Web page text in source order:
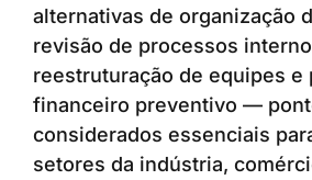
alternativas de organização
revisão de processos
reestruturação de equipes e
financeiro preventivo —
considerados essenciais
setores da indústria,